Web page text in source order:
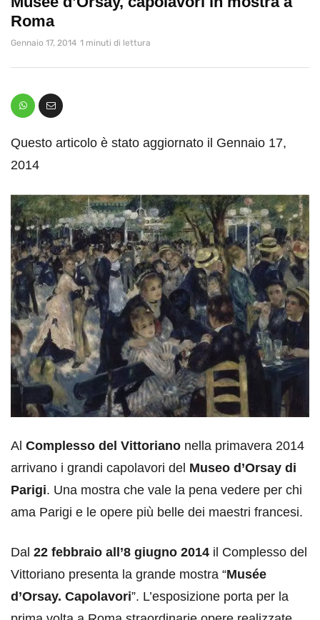
Roma
Gennaio 17, 2014 1 minuti di lettura
Questo articolo è stato aggiornato il Gennaio 17,
2014
Al Complesso del Vittoriano nella primavera 2014
arrivano i grandi capolavori del Museo d’Orsay di
Parigi. Una mostra che vale la pena vedere per chi
ama Parigi e le opere più belle dei maestri francesi.
Dal 22 febbraio all’8 giugno 2014 il Complesso del
Vittoriano presenta la grande mostra “Musée
d’Orsay. Capolavori”. L’esposizione porta per la